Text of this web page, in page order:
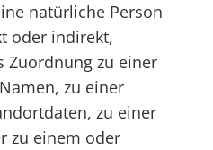
natürliche Person
oder indirekt,
Zuordnung zu einer
zu einer
zu einer
zu einem oder